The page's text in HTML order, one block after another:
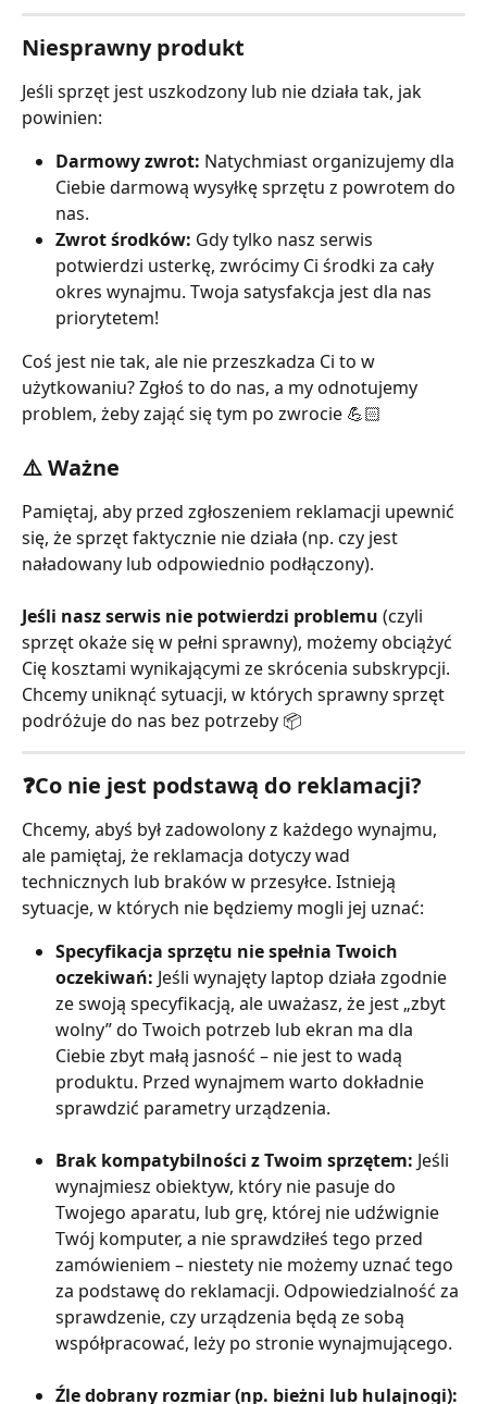
Niesprawny produkt
Jeśli sprzęt jest uszkodzony lub nie działa tak, jak
powinien:
Darmowy zwrot: Natychmiast organizujemy dla
Ciebie darmową wysyłkę sprzętu z powrotem do
nas.
Zwrot środków: Gdy tylko nasz serwis
potwierdzi usterkę, zwrócimy Ci środki za cały
okres wynajmu. Twoja satysfakcja jest dla nas
priorytetem!
Coś jest nie tak, ale nie przeszkadza Ci to w
użytkowaniu? Zgłoś to do nas, a my odnotujemy
problem, żeby zająć się tym po zwrocie 💪🏻
⚠️ Ważne
Pamiętaj, aby przed zgłoszeniem reklamacji upewnić
się, że sprzęt faktycznie nie działa (np. czy jest
naładowany lub odpowiednio podłączony).
Jeśli nasz serwis nie potwierdzi problemu (czyli
sprzęt okaże się w pełni sprawny), możemy obciążyć
Cię kosztami wynikającymi ze skrócenia subskrypcji.
Chcemy uniknąć sytuacji, w których sprawny sprzęt
podróżuje do nas bez potrzeby 📦
❓Co nie jest podstawą do reklamacji?
Chcemy, abyś był zadowolony z każdego wynajmu,
ale pamiętaj, że reklamacja dotyczy wad
technicznych lub braków w przesyłce. Istnieją
sytuacje, w których nie będziemy mogli jej uznać:
Specyfikacja sprzętu nie spełnia Twoich
oczekiwań: Jeśli wynajęty laptop działa zgodnie
ze swoją specyfikacją, ale uważasz, że jest „zbyt
wolny” do Twoich potrzeb lub ekran ma dla
Ciebie zbyt małą jasność – nie jest to wadą
produktu. Przed wynajmem warto dokładnie
sprawdzić parametry urządzenia.
Brak kompatybilności z Twoim sprzętem: Jeśli
wynajmiesz obiektyw, który nie pasuje do
Twojego aparatu, lub grę, której nie udźwignie
Twój komputer, a nie sprawdziłeś tego przed
zamówieniem – niestety nie możemy uznać tego
za podstawę do reklamacji. Odpowiedzialność za
sprawdzenie, czy urządzenia będą ze sobą
współpracować, leży po stronie wynajmującego.
Źle dobrany rozmiar (np. bieżni lub hulajnogi):